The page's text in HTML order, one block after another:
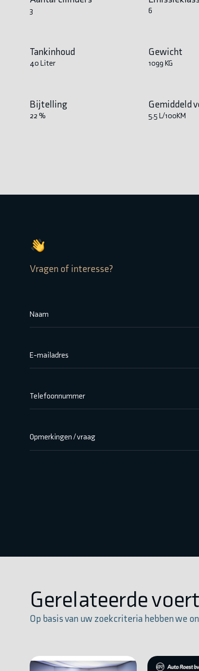
3 6
Tankinhoud
40 Liter
Gewicht
1099 KG
Bijtelling
22 %
Gemiddeld
5.5 L/100KM
Vragen of interesse?
Naam
E-mailadres
Telefoonnummer
Opmerkingen / vraag
Gerelateerde
Op basis van uw zoekcriteria hebben we